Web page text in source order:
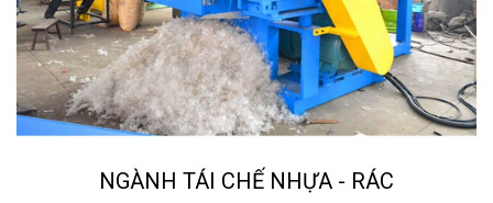
NGÀNH TÁI CHẾ NHỰA - RÁC